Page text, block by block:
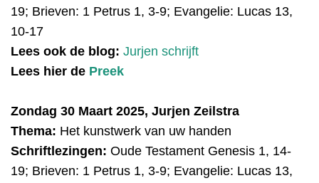
19; Brieven: 1 Petrus 1, 3-9; Evangelie: Lucas 13,
10-17
Lees ook de blog: Jurjen schrijft
Lees hier de Preek
Zondag 30 Maart 2025, Jurjen Zeilstra
Thema: Het kunstwerk van uw handen
Schriftlezingen: Oude Testament Genesis 1, 14-
19; Brieven: 1 Petrus 1, 3-9; Evangelie: Lucas 13,